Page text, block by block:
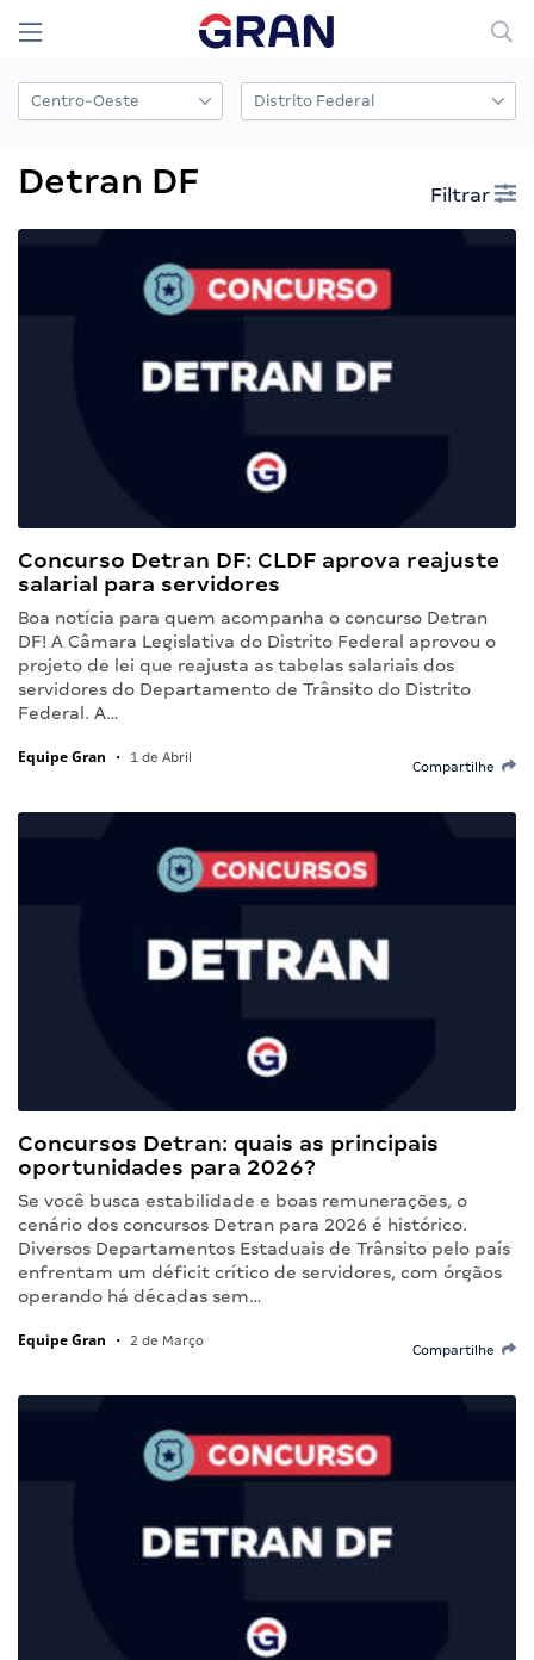
Detran DF Filtrar
Concurso Detran DF: CLDF aprova reajuste
salarial para servidores
Boa notícia para quem acompanha o concurso Detran
DF! A Câmara Legislativa do Distrito Federal aprovou o
projeto de lei que reajusta as tabelas salariais dos
servidores do Departamento de Trânsito do Distrito
Federal. A…
Equipe Gran • 1 de Abril
Compartilhe
Concursos Detran: quais as principais
oportunidades para 2026?
Se você busca estabilidade e boas remunerações, o
cenário dos concursos Detran para 2026 é histórico.
Diversos Departamentos Estaduais de Trânsito pelo país
enfrentam um déficit crítico de servidores, com órgãos
operando há décadas sem…
Equipe Gran • 2 de Março
Compartilhe